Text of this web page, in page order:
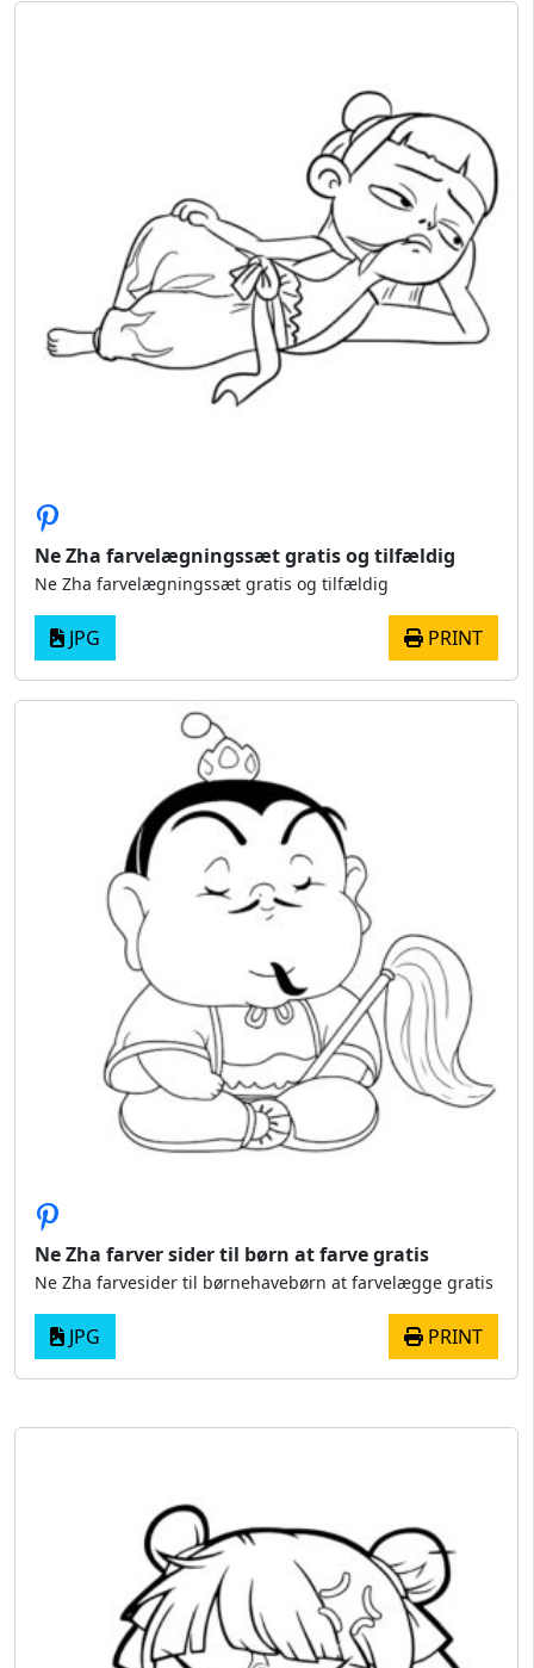
Ne Zha farvelægningssæt gratis og tilfældig
Ne Zha farvelægningssæt gratis og tilfældig
JPG PRINT
Ne Zha farver sider til børn at farve gratis
Ne Zha farvesider til børnehavebørn at farvelægge gratis
JPG PRINT